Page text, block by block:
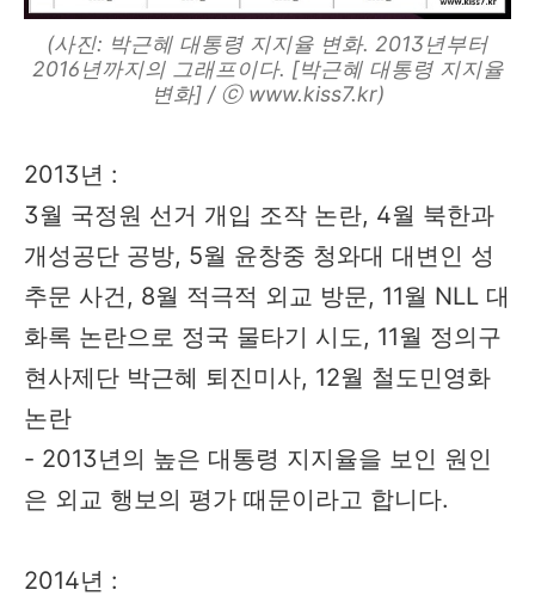
(사진: 박근혜 대통령 지지율 변화. 2013년부터
2016년까지의 그래프이다. [박근혜 대통령 지지율
변화] / ⓒ www.kiss7.kr)
2013년 :
3월 국정원 선거 개입 조작 논란, 4월 북한과
개성공단 공방, 5월 윤창중 청와대 대변인 성
추문 사건, 8월 적극적 외교 방문, 11월 NLL 대
화록 논란으로 정국 물타기 시도, 11월 정의구
현사제단 박근혜 퇴진미사, 12월 철도민영화
논란
- 2013년의 높은 대통령 지지율을 보인 원인
은 외교 행보의 평가 때문이라고 합니다.
2014년 :